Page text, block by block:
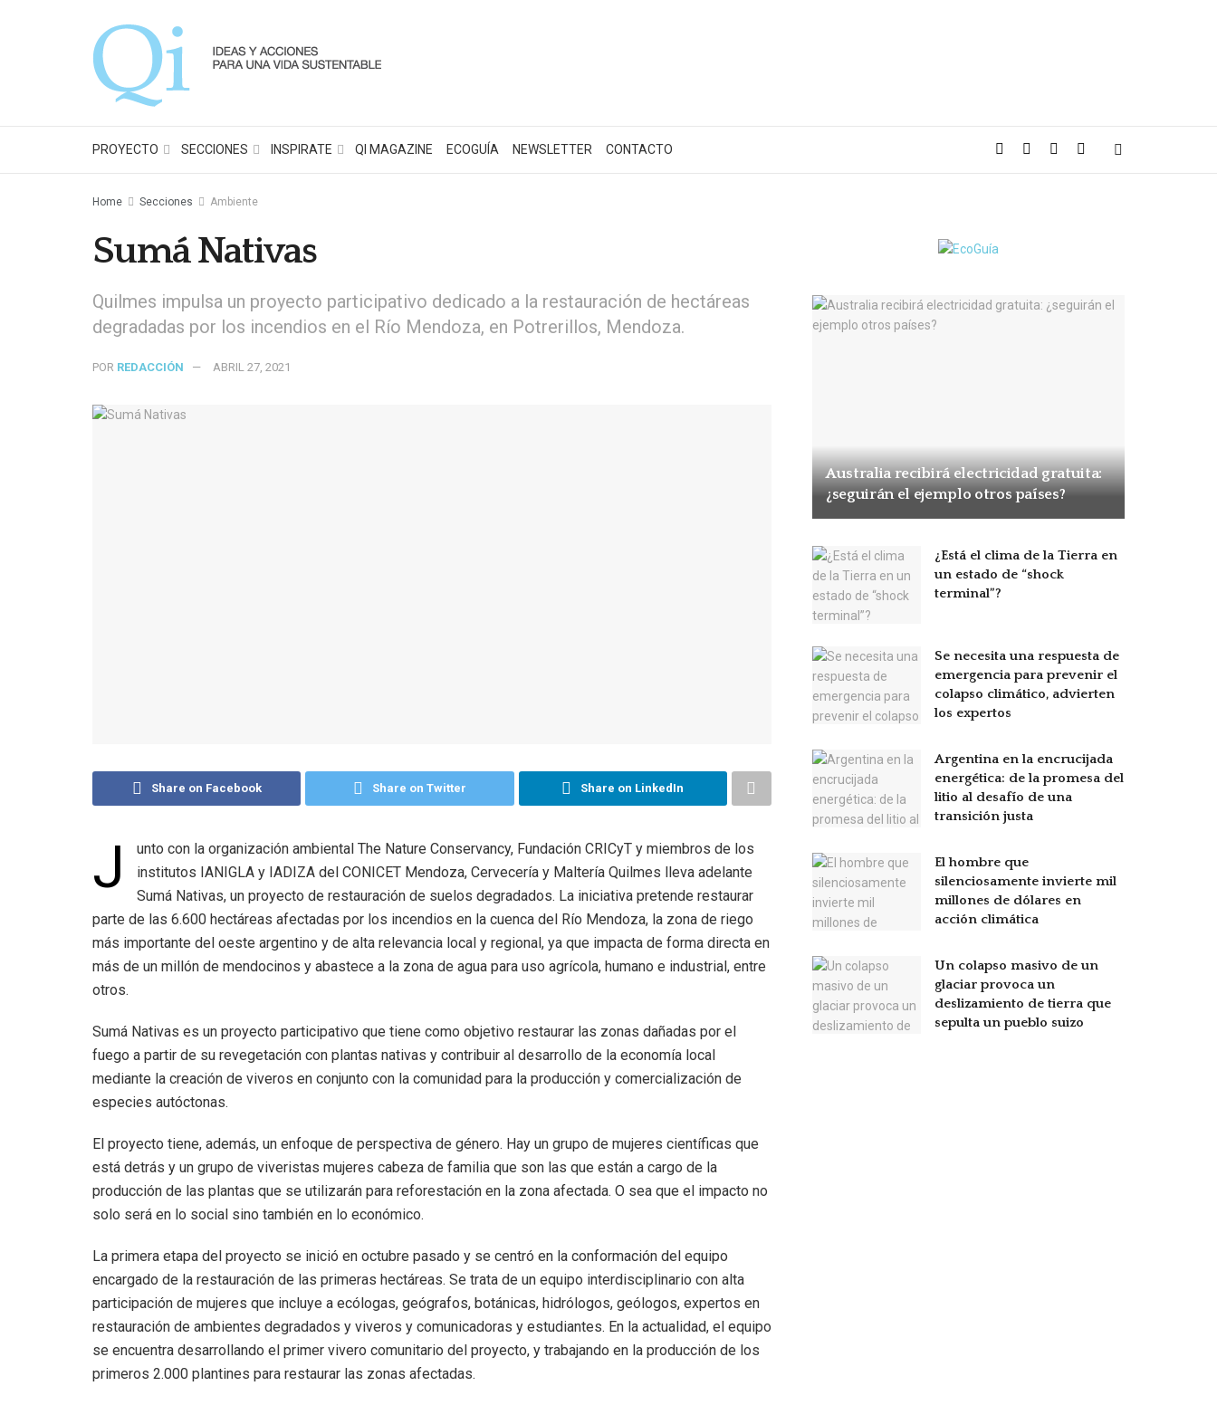
PROYECTO SECCIONES INSPIRATE QI MAGAZINE ECOGUÍA NEWSLETTER CONTACTO
Home Secciones Ambiente
Sumá Nativas
Quilmes impulsa un proyecto participativo dedicado a la restauración de hectáreas
degradadas por los incendios en el Río Mendoza, en Potrerillos, Mendoza.
POR REDACCIÓN ABRIL 27, 2021
Share on Facebook Share on Twitter Share on LinkedIn
J
unto con la organización ambiental The Nature Conservancy, Fundación CRICyT y miembros de los
institutos IANIGLA y IADIZA del CONICET Mendoza, Cervecería y Maltería Quilmes lleva adelante
Sumá Nativas, un proyecto de restauración de suelos degradados. La iniciativa pretende restaurar
parte de las 6.600 hectáreas afectadas por los incendios en la cuenca del Río Mendoza, la zona de riego
más importante del oeste argentino y de alta relevancia local y regional, ya que impacta de forma directa en
más de un millón de mendocinos y abastece a la zona de agua para uso agrícola, humano e industrial, entre
otros.
Sumá Nativas es un proyecto participativo que tiene como objetivo restaurar las zonas dañadas por el
fuego a partir de su revegetación con plantas nativas y contribuir al desarrollo de la economía local
mediante la creación de viveros en conjunto con la comunidad para la producción y comercialización de
especies autóctonas.
El proyecto tiene, además, un enfoque de perspectiva de género. Hay un grupo de mujeres científicas que
está detrás y un grupo de viveristas mujeres cabeza de familia que son las que están a cargo de la
producción de las plantas que se utilizarán para reforestación en la zona afectada. O sea que el impacto no
solo será en lo social sino también en lo económico.
La primera etapa del proyecto se inició en octubre pasado y se centró en la conformación del equipo
encargado de la restauración de las primeras hectáreas. Se trata de un equipo interdisciplinario con alta
participación de mujeres que incluye a ecólogas, geógrafos, botánicas, hidrólogos, geólogos, expertos en
restauración de ambientes degradados y viveros y comunicadoras y estudiantes. En la actualidad, el equipo
se encuentra desarrollando el primer vivero comunitario del proyecto, y trabajando en la producción de los
primeros 2.000 plantines para restaurar las zonas afectadas.
Australia recibirá electricidad gratuita:
¿seguirán el ejemplo otros países?
¿Está el clima de la Tierra en
un estado de “shock
terminal”?
Se necesita una respuesta de
emergencia para prevenir el
colapso climático, advierten
los expertos
Argentina en la encrucijada
energética: de la promesa del
litio al desafío de una
transición justa
El hombre que
silenciosamente invierte mil
millones de dólares en
acción climática
Un colapso masivo de un
glaciar provoca un
deslizamiento de tierra que
sepulta un pueblo suizo